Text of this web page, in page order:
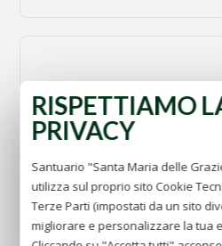
LA TUA
Sostieni le nostre
RISPETTIAMO
PRIVACY
Santuario "Santa Maria delle
utilizza sul proprio sito Cookie
Terze Parti (impostati da un sito
migliorare e personalizzare la tua